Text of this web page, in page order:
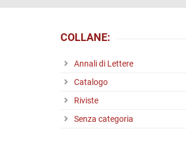
Catalogo di
COLLANE:
Annali di Lettere
Catalogo
Riviste
Senza categoria